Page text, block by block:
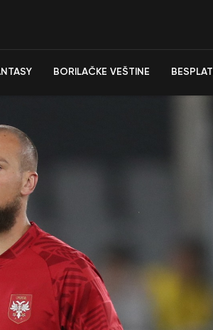
BORILAČKE VEŠTINE